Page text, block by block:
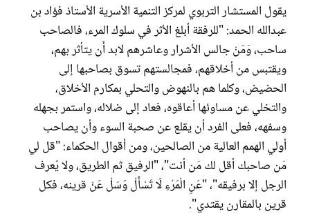
يقول المستشار التربوي لمركز التنمية الأسرية الأستاذ فؤاد بن
عبدالله الحمد: "للرفقة أبلغ الأثر في سلوك المرء، فالصاحب
ساحب، وَمَنْ جالس الأشرار وعاشرهم لابد أَن يتأثر بهم،
ويقتبس من أخلاقهم، فمجالستهم تسوق بصاحبها إلى
الحضيض، وكلما هم بالنهوض والتحلي بمكارم الأخلاق،
والتخلي عن مساوئها أعاقوه، فعاد إلى ضلاله، واستمر بجهله
وسفهه، فعلى الفرد أن يقلع عن صحبة السوء وأن يصاحب
أولي الهمم العالية من الصالحين، ومن أقوال الحكماء: "قل لي
مَن صاحبك أقل لك مَن أنت"، "الرفيق ثم الطريق، ولا يُعرف
الرجل إلا برفيقه"، "عَنِ الْمَرْءِ لَا تَسْأَلْ وَسَلْ عَنْ قرينه، فكل
قرين بالمقارن يقتدي".
غلاف رفمي